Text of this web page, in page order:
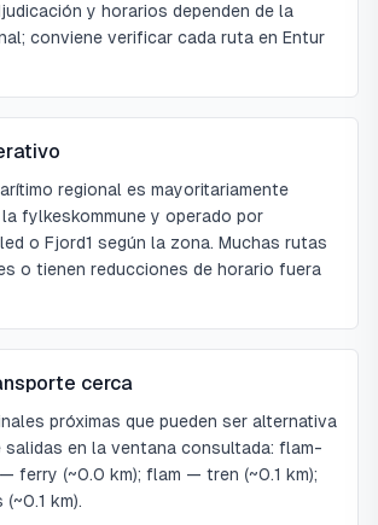
y horarios dependen de la
conviene verificar cada ruta en Entur
regional es mayoritariamente
fylkeskommune y operado por
o Fjord1 según la zona. Muchas rutas
o tienen reducciones de horario fuera
cerca
próximas que pueden ser alternativa
en la ventana consultada: flam-
ferry (~0.0 km); flam — tren (~0.1 km);
km).